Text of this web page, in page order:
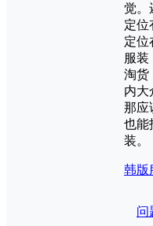
觉。
定位
定位
服装
淘货
内大
那应
也能
装。
韩版
问